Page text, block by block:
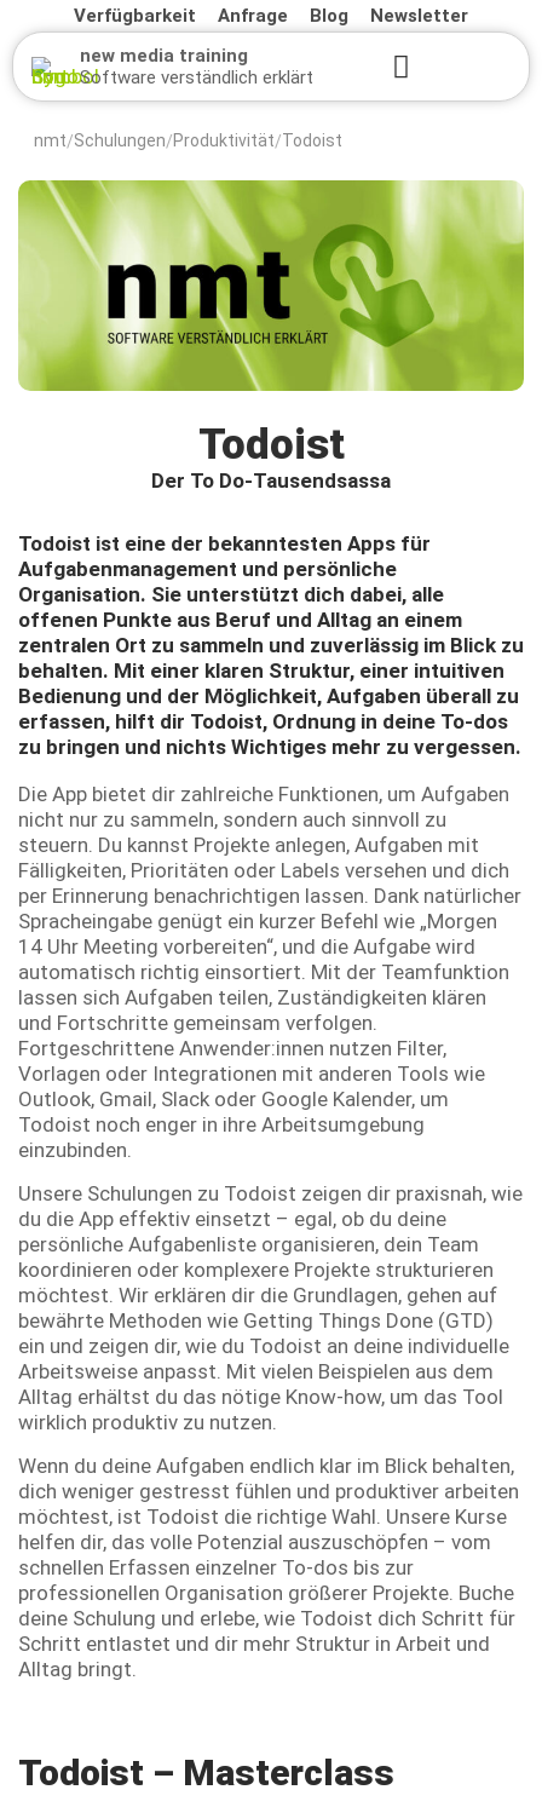
Verfügbarkeit Anfrage Blog
Newsletter
new media training
Software verständlich erklärt
nmt/Schulungen/Produktivität/Todoist
Todoist
Der To Do-Tausendsassa
Todoist ist eine der bekanntesten Apps für
Aufgabenmanagement und persönliche
Organisation. Sie unterstützt dich dabei, alle
offenen Punkte aus Beruf und Alltag an einem
zentralen Ort zu sammeln und zuverlässig im Blick zu
behalten. Mit einer klaren Struktur, einer intuitiven
Bedienung und der Möglichkeit, Aufgaben überall zu
erfassen, hilft dir Todoist, Ordnung in deine To-dos
zu bringen und nichts Wichtiges mehr zu vergessen.
Die App bietet dir zahlreiche Funktionen, um Aufgaben
nicht nur zu sammeln, sondern auch sinnvoll zu
steuern. Du kannst Projekte anlegen, Aufgaben mit
Fälligkeiten, Prioritäten oder Labels versehen und dich
per Erinnerung benachrichtigen lassen. Dank natürlicher
Spracheingabe genügt ein kurzer Befehl wie „Morgen
14 Uhr Meeting vorbereiten“, und die Aufgabe wird
automatisch richtig einsortiert. Mit der Teamfunktion
lassen sich Aufgaben teilen, Zuständigkeiten klären
und Fortschritte gemeinsam verfolgen.
Fortgeschrittene Anwender:innen nutzen Filter,
Vorlagen oder Integrationen mit anderen Tools wie
Outlook, Gmail, Slack oder Google Kalender, um
Todoist noch enger in ihre Arbeitsumgebung
einzubinden.
Unsere Schulungen zu Todoist zeigen dir praxisnah, wie
du die App effektiv einsetzt – egal, ob du deine
persönliche Aufgabenliste organisieren, dein Team
koordinieren oder komplexere Projekte strukturieren
möchtest. Wir erklären dir die Grundlagen, gehen auf
bewährte Methoden wie Getting Things Done (GTD)
ein und zeigen dir, wie du Todoist an deine individuelle
Arbeitsweise anpasst. Mit vielen Beispielen aus dem
Alltag erhältst du das nötige Know-how, um das Tool
wirklich produktiv zu nutzen.
Wenn du deine Aufgaben endlich klar im Blick behalten,
dich weniger gestresst fühlen und produktiver arbeiten
möchtest, ist Todoist die richtige Wahl. Unsere Kurse
helfen dir, das volle Potenzial auszuschöpfen – vom
schnellen Erfassen einzelner To-dos bis zur
professionellen Organisation größerer Projekte. Buche
deine Schulung und erlebe, wie Todoist dich Schritt für
Schritt entlastet und dir mehr Struktur in Arbeit und
Alltag bringt.
Todoist – Masterclass